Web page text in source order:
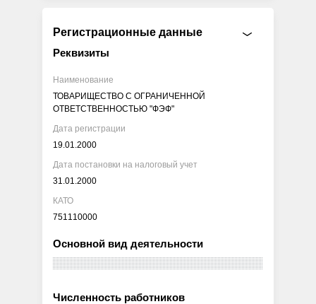
Регистрационные данные
Реквизиты
Наименование
ТОВАРИЩЕСТВО С ОГРАНИЧЕННОЙ
ОТВЕТСТВЕННОСТЬЮ "ФЭФ"
Дата регистрации
19.01.2000
Дата постановки на налоговый учет
31.01.2000
КАТО
751110000
Основной вид деятельности
Численность работников